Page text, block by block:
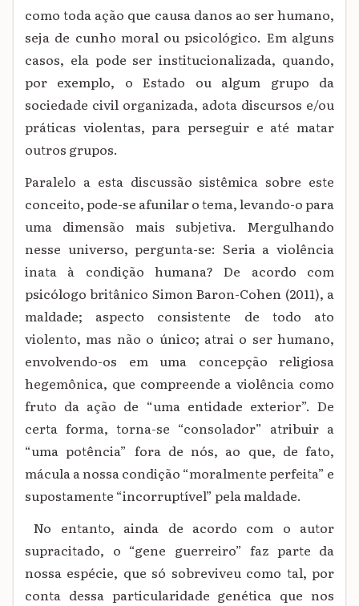
como toda ação que causa danos ao ser humano,
seja de cunho moral ou psicológico. Em alguns
casos, ela pode ser institucionalizada, quando,
por exemplo, o Estado ou algum grupo da
sociedade civil organizada, adota discursos e/ou
práticas violentas, para perseguir e até matar
outros grupos.
Paralelo a esta discussão sistêmica sobre este
conceito, pode-se afunilar o tema, levando-o para
uma dimensão mais subjetiva. Mergulhando
nesse universo, pergunta-se: Seria a violência
inata à condição humana? De acordo com
psicólogo britânico Simon Baron-Cohen (2011), a
maldade; aspecto consistente de todo ato
violento, mas não o único; atrai o ser humano,
envolvendo-os em uma concepção religiosa
hegemônica, que compreende a violência como
fruto da ação de “uma entidade exterior”. De
certa forma, torna-se “consolador” atribuir a
“uma potência” fora de nós, ao que, de fato,
mácula a nossa condição “moralmente perfeita” e
supostamente “incorruptível” pela maldade.
No entanto, ainda de acordo com o autor
supracitado, o “gene guerreiro” faz parte da
nossa espécie, que só sobreviveu como tal, por
conta dessa particularidade genética que nos